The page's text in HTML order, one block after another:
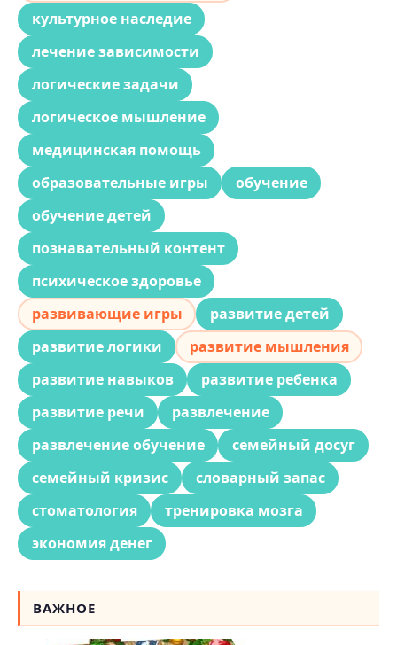
культурное наследие
лечение зависимости
логические задачи
логическое мышление
медицинская помощь
образовательные игры
обучение
обучение детей
познавательный контент
психическое здоровье
развивающие игры
развитие детей
развитие логики
развитие мышления
развитие навыков
развитие ребенка
развитие речи
развлечение
развлечение обучение
семейный досуг
семейный кризис
словарный запас
стоматология
тренировка мозга
экономия денег
ВАЖНОЕ